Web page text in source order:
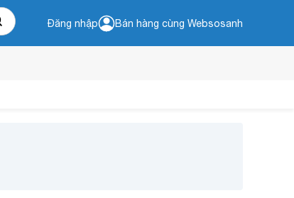
Đăng nhập Bán hàng cùng Websosanh